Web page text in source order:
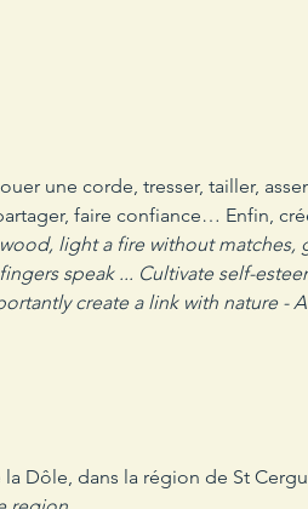
une corde, tresser, tailler,
faire confiance… Enfin,
light a fire without matches,
speak ... Cultivate self-
create a link with nature -
la Dôle, dans la région de St